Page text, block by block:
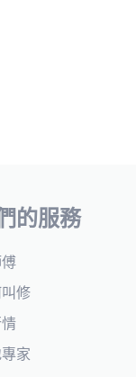
的服務
修
家